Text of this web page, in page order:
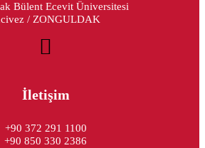
Bülent Ecevit Üniversitesi
/ ZONGULDAK
İletişim
+90 372 291 1100
+90 850 330 2386